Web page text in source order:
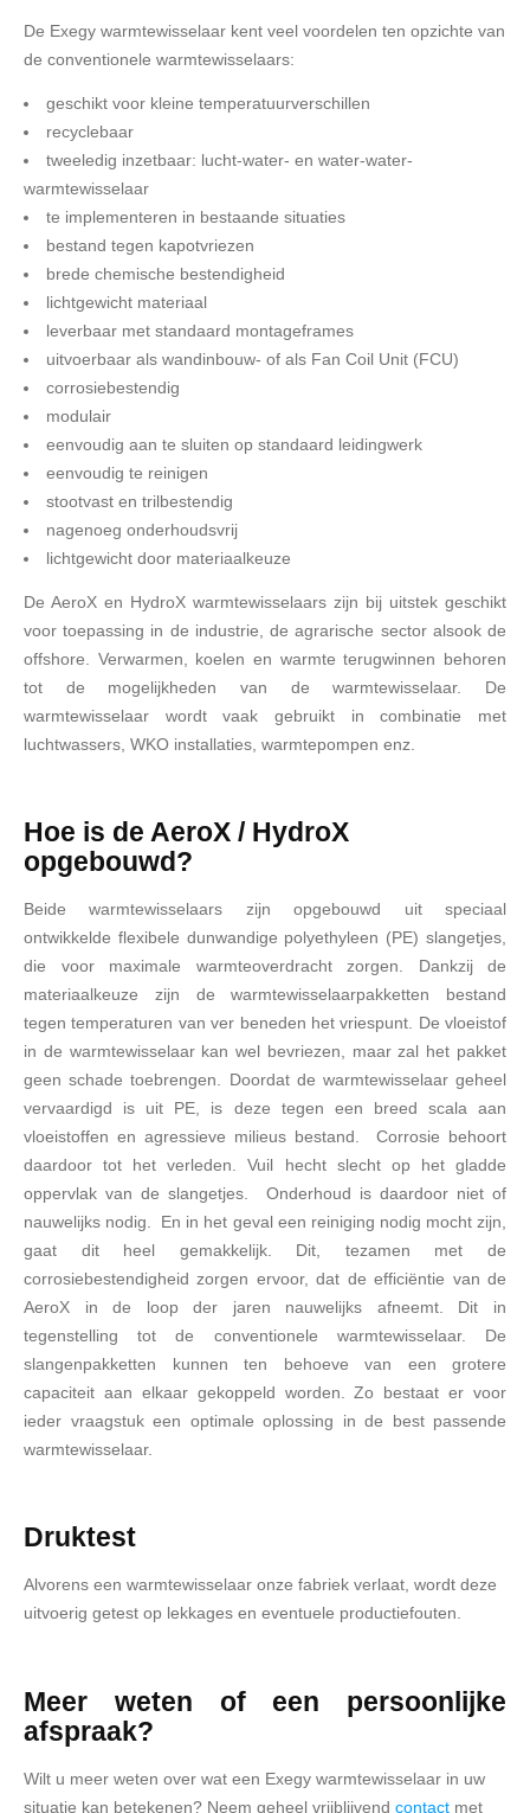
De Exegy warmtewisselaar kent veel voordelen ten opzichte van
de conventionele warmtewisselaars:
geschikt voor kleine temperatuurverschillen
recyclebaar
tweeledig inzetbaar: lucht-water- en water-water-
warmtewisselaar
te implementeren in bestaande situaties
bestand tegen kapotvriezen
brede chemische bestendigheid
lichtgewicht materiaal
leverbaar met standaard montageframes
uitvoerbaar als wandinbouw- of als Fan Coil Unit (FCU)
corrosiebestendig
modulair
eenvoudig aan te sluiten op standaard leidingwerk
eenvoudig te reinigen
stootvast en trilbestendig
nagenoeg onderhoudsvrij
lichtgewicht door materiaalkeuze
De AeroX en HydroX warmtewisselaars zijn bij uitstek geschikt
voor toepassing in de industrie, de agrarische sector alsook de
offshore. Verwarmen, koelen en warmte terugwinnen behoren
tot de mogelijkheden van de warmtewisselaar. De
warmtewisselaar wordt vaak gebruikt in combinatie met
luchtwassers, WKO installaties, warmtepompen enz.
Hoe is de AeroX / HydroX
opgebouwd?
Beide warmtewisselaars zijn opgebouwd uit speciaal
ontwikkelde flexibele dunwandige polyethyleen (PE) slangetjes,
die voor maximale warmteoverdracht zorgen. Dankzij de
materiaalkeuze zijn de warmtewisselaarpakketten bestand
tegen temperaturen van ver beneden het vriespunt. De vloeistof
in de warmtewisselaar kan wel bevriezen, maar zal het pakket
geen schade toebrengen. Doordat de warmtewisselaar geheel
vervaardigd is uit PE, is deze tegen een breed scala aan
vloeistoffen en agressieve milieus bestand. Corrosie behoort
daardoor tot het verleden. Vuil hecht slecht op het gladde
oppervlak van de slangetjes. Onderhoud is daardoor niet of
nauwelijks nodig. En in het geval een reiniging nodig mocht zijn,
gaat dit heel gemakkelijk. Dit, tezamen met de
corrosiebestendigheid zorgen ervoor, dat de efficiëntie van de
AeroX in de loop der jaren nauwelijks afneemt. Dit in
tegenstelling tot de conventionele warmtewisselaar. De
slangenpakketten kunnen ten behoeve van een grotere
capaciteit aan elkaar gekoppeld worden. Zo bestaat er voor
ieder vraagstuk een optimale oplossing in de best passende
warmtewisselaar.
Druktest
Alvorens een warmtewisselaar onze fabriek verlaat, wordt deze
uitvoerig getest op lekkages en eventuele productiefouten.
Meer weten of een persoonlijke
afspraak?
Wilt u meer weten over wat een Exegy warmtewisselaar in uw
situatie kan betekenen? Neem geheel vrijblijvend contact met